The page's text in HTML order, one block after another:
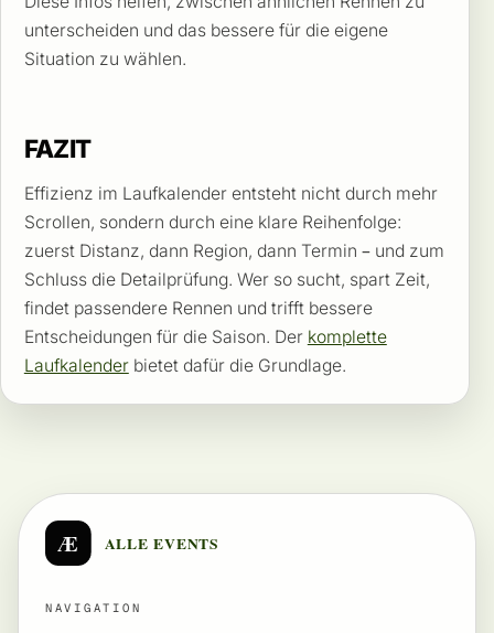
unterscheiden und das bessere für die eigene
Situation zu wählen.
FAZIT
Effizienz im Laufkalender entsteht nicht durch mehr
Scrollen, sondern durch eine klare Reihenfolge:
zuerst Distanz, dann Region, dann Termin – und zum
Schluss die Detailprüfung. Wer so sucht, spart Zeit,
findet passendere Rennen und trifft bessere
Entscheidungen für die Saison. Der komplette
Laufkalenderbietet dafür die Grundlage.
Æ ALLE EVENTS
NAVIGATION